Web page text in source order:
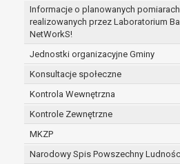
Informacje o planowanych
realizowanych przez Laboratorium
NetWorkS!
Jednostki organizacyjne Gminy
Konsultacje społeczne
Kontrola Wewnętrzna
Kontrole Zewnętrzne
MKZP
Narodowy Spis Powszechny
przypadku wyrażenia zgody
danych po zakończeniu i
czasu wycofania tej zgody.
Ponadto w przypadku umów
dane osobowe od momentu
przechowywane są przez
umowy o dofinansowanie
beneficjentem a określoną
danego projektu i
dokumentacji projektu do
W związku z